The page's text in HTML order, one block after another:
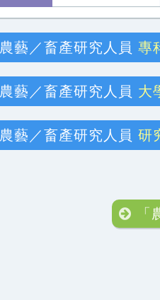
農藝／畜產研究人員 專
農藝／畜產研究人員 大
農藝／畜產研究人員 研